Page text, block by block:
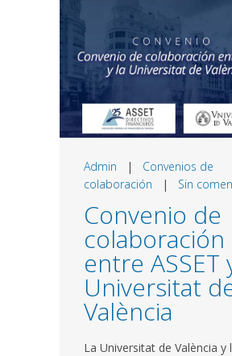
Admin | Convenios de
colaboración | Sin
Convenio de
colaboración
entre ASSET
Universitat
València
La Universitat de València y